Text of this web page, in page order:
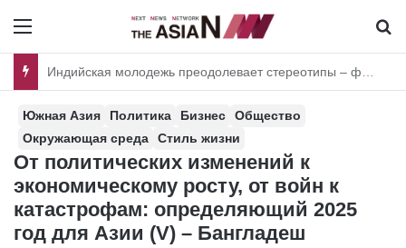
Menu
Иссык-Куль может стать постоянной ареной чемпионата мира по гонке на воде F1H20
Южная Азия Политика Бизнес
Общество
Окружающая среда
Стиль жизни
От политических изменений к
экономическому росту, от войн к
катастрофам: определяющий 2025
год для Азии (V) – Бангладеш